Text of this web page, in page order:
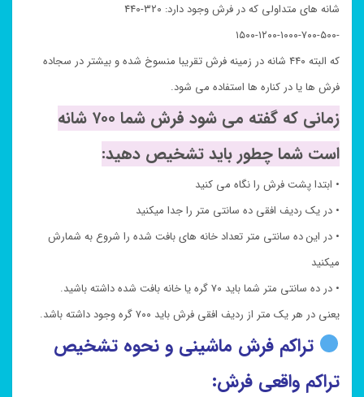
شانه های متداولی که در فرش وجود دارد: ۳۲۰-۴۴۰
-۵۰۰-۷۰۰-۱۰۰۰-۱۲۰۰-۱۵۰۰
که البته ۴۴۰ شانه در زمینه فرش تقریبا منسوخ شده و بیشتر در سجاده
فرش ها یا در کناره ها استفاده می شود.
زمانی که گفته می شود فرش شما ۷۰۰ شانه
است شما چطور باید تشخیص دهید:
• ابتدا پشت فرش را نگاه می کنید
• در یک ردیف افقی ده سانتی متر را جدا میکنید
• در این ده سانتی متر تعداد خانه های بافت شده را شروع به شمارش
میکنید
• در ده سانتی متر شما باید ۷۰ گره یا خانه بافت شده داشته باشید.
یعنی در هر یک متر از ردیف افقی فرش باید ۷۰۰ گره وجود داشته باشد.
تراکم فرش ماشینی و نحوه تشخیص
تراکم واقعی فرش: